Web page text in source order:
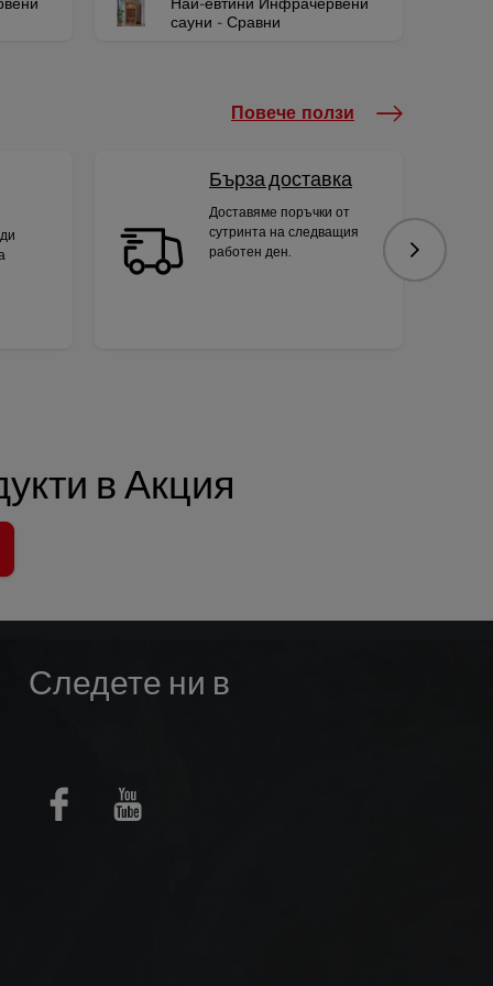
сауни - Сравни
Повече ползи
Бърза доставка
Доставяме поръчки от
сутринта на следващия
работен ден.
Следваща
в Акция
Следете ни в
FacebookYoutube